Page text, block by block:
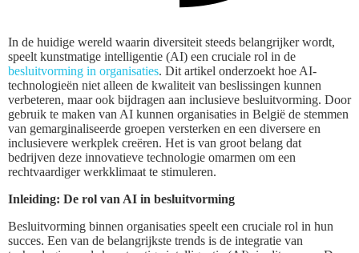
In de huidige wereld waarin diversiteit steeds belangrijker wordt,
speelt kunstmatige intelligentie (AI) een cruciale rol in de
besluitvorming in organisaties. Dit artikel onderzoekt hoe AI-
technologieën niet alleen de kwaliteit van beslissingen kunnen
verbeteren, maar ook bijdragen aan inclusieve besluitvorming. Door
gebruik te maken van AI kunnen organisaties in België de stemmen
van gemarginaliseerde groepen versterken en een diversere en
inclusievere werkplek creëren. Het is van groot belang dat
bedrijven deze innovatieve technologie omarmen om een
rechtvaardiger werkklimaat te stimuleren.
Inleiding: De rol van AI in besluitvorming
Besluitvorming binnen organisaties speelt een cruciale rol in hun
succes. Een van de belangrijkste trends is de integratie van